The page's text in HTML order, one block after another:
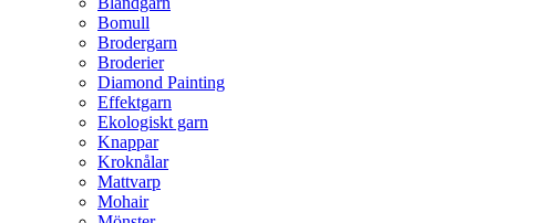
Bomull
Brodergarn
Broderier
Diamond Painting
Effektgarn
Ekologiskt garn
Knappar
Kroknålar
Mattvarp
Mohair